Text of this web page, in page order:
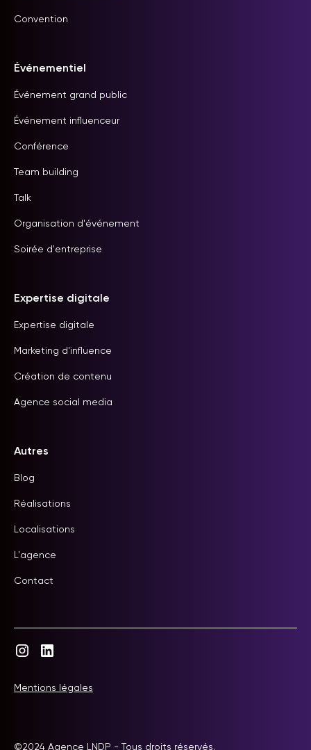
Convention
Événementiel
Événement grand public
Événement influenceur
Conférence
Team building
Talk
Organisation d'événement
Soirée d'entreprise
Expertise digitale
Expertise digitale
Marketing d'influence
Création de contenu
Agence social media
Autres
Blog
Réalisations
Localisations
L'agence
Contact
©2024 Agence LNDP - Tous droits réservés.
Mentions légales